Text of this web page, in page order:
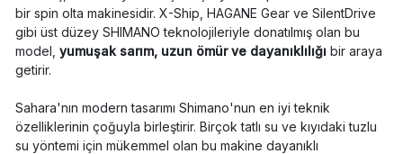
bir spin olta makinesidir. X-Ship, HAGANE Gear ve SilentDrive
gibi üst düzey SHIMANO teknolojileriyle donatılmış olan bu
model, yumuşak sarım, uzun ömür ve dayanıklılığı bir araya
getirir.
Sahara'nın modern tasarımı Shimano'nun en iyi teknik
özelliklerinin çoğuyla birleştirir. Birçok tatlı su ve kıyıdaki tuzlu
su yöntemi için mükemmel olan bu makine dayanıklı